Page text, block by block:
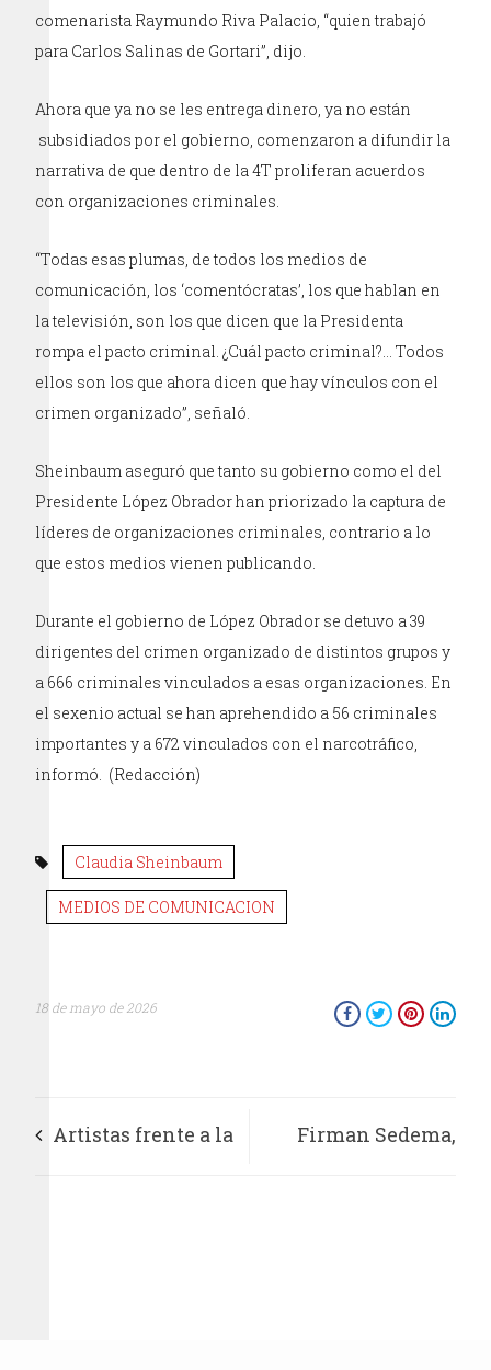
comenarista Raymundo Riva Palacio, “quien trabajó
para Carlos Salinas de Gortari”, dijo.
Ahora que ya no se les entrega dinero, ya no están
subsidiados por el gobierno, comenzaron a difundir la
narrativa de que dentro de la 4T proliferan acuerdos
con organizaciones criminales.
“Todas esas plumas, de todos los medios de
comunicación, los ‘comentócratas’, los que hablan en
la televisión, son los que dicen que la Presidenta
rompa el pacto criminal. ¿Cuál pacto criminal?… Todos
ellos son los que ahora dicen que hay vínculos con el
crimen organizado”, señaló.
Sheinbaum aseguró que tanto su gobierno como el del
Presidente López Obrador han priorizado la captura de
líderes de organizaciones criminales, contrario a lo
que estos medios vienen publicando.
Durante el gobierno de López Obrador se detuvo a 39
dirigentes del crimen organizado de distintos grupos y
a 666 criminales vinculados a esas organizaciones. En
el sexenio actual se han aprehendido a 56 criminales
importantes y a 672 vinculados con el narcotráfico,
informó. (Redacción)
Claudia Sheinbaum
MEDIOS DE COMUNICACION
18 de mayo de 2026
Artistas frente a la Firman Sedema,